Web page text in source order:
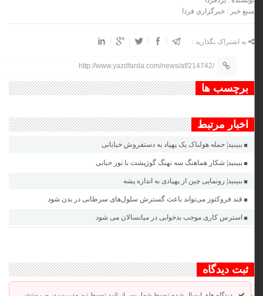
منبع خبر : خبرگزاری فردا
به اشتراک بگذارید :
http://www.yazdfarda.com/news/af/214742/
برچسب ها
اخبار مرتبط
ببینید| حمله هولناک یک پهپاد به دستفروش خیابانی
ببینید| شکار هماهنگ سه نهنگ گوژپشت با تور حبابی
ببینید| رونمایی چین از پهپادی به اندازه پشه
قند فروکتوز می‌تواند باعث گسترش سلول‌های سرطانی در بدن شود
استرس کاری موجب بدخوابی در میانسالان می شود
ثبت دیدگاه